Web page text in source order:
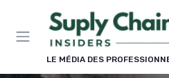
LE MÉDIA DES
Panneau de gestion des cookies